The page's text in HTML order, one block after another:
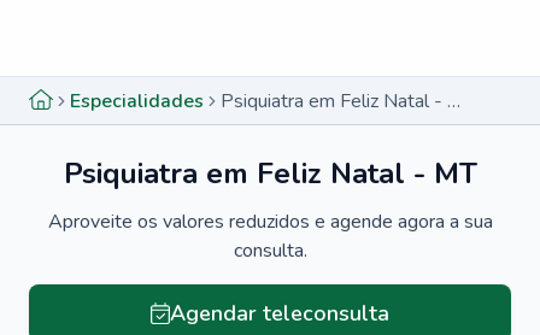
Especialidades Psiquiatra em Feliz Natal - MT
Psiquiatra em Feliz Natal - MT
Aproveite os valores reduzidos e agende agora a sua
consulta.
Agendar teleconsulta